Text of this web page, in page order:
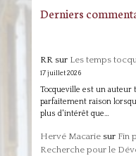
Derniers
RRsur Les temps
17 juillet 2026
Tocqueville est un auteur
parfaitement raison
plus d'intérêt que…
Hervé Macariesur Fin
Recherche pour le